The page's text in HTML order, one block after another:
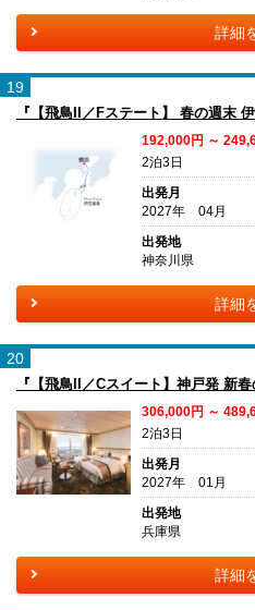
詳細
19
『【飛鳥II／Fステート】 春の週末
192,000円 ～
2泊3日
出発月
2027年 04月
出発地
神奈川県
詳細
20
『【飛鳥II／Cスイート】神戸発 新
306,000円 ～
2泊3日
出発月
2027年 01月
出発地
兵庫県
詳細